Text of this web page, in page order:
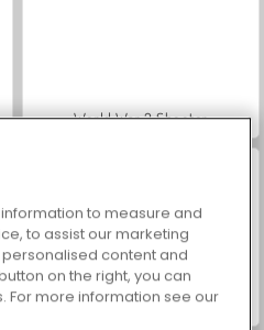
World War 2 Shooter
Farm Merge Valley
to measure and
to assist our marketing
content and
on the right, you can
For more information see our